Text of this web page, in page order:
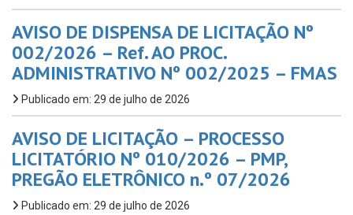
AVISO DE DISPENSA DE LICITAÇÃO Nº
002/2026 – Ref. AO PROC.
ADMINISTRATIVO Nº 002/2025 – FMAS
Publicado em: 29 de julho de 2026
AVISO DE LICITAÇÃO – PROCESSO
LICITATÓRIO Nº 010/2026 – PMP,
PREGÃO ELETRÔNICO n.º 07/2026
Publicado em: 29 de julho de 2026